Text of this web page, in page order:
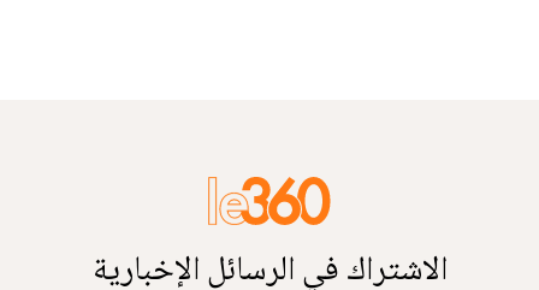
الاشتراك في الرسائل الإخبارية